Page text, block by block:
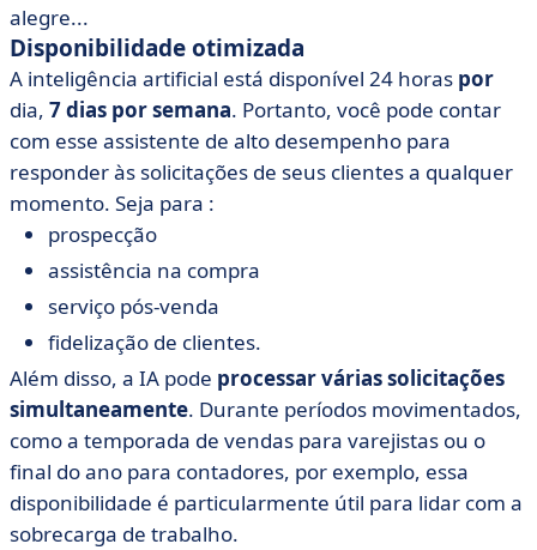
alegre...
Disponibilidade otimizada
A inteligência artificial está disponível 24 horas por
dia, 7 dias por semana. Portanto, você pode contar
com esse assistente de alto desempenho para
responder às solicitações de seus clientes a qualquer
momento. Seja para :
prospecção
assistência na compra
serviço pós-venda
fidelização de clientes.
Além disso, a IA pode processar várias solicitações
simultaneamente. Durante períodos movimentados,
como a temporada de vendas para varejistas ou o
final do ano para contadores, por exemplo, essa
disponibilidade é particularmente útil para lidar com a
sobrecarga de trabalho.